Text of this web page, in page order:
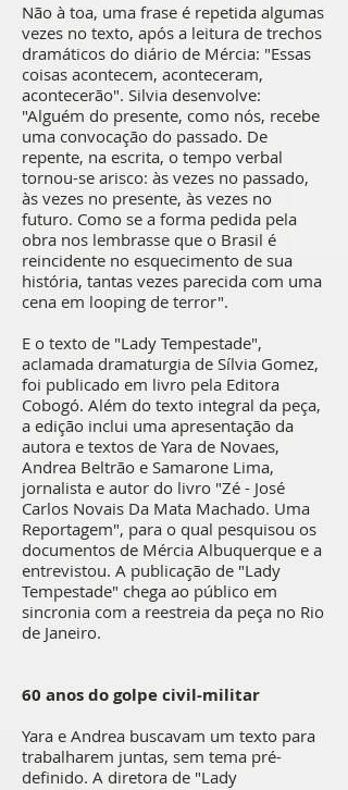
Não à toa, uma frase é repetida algumas
vezes no texto, após a leitura de trechos
dramáticos do diário de Mércia: "Essas
coisas acontecem, aconteceram,
acontecerão". Silvia desenvolve:
"Alguém do presente, como nós, recebe
uma convocação do passado. De
repente, na escrita, o tempo verbal
tornou-se arisco: às vezes no passado,
às vezes no presente, às vezes no
futuro. Como se a forma pedida pela
obra nos lembrasse que o Brasil é
reincidente no esquecimento de sua
história, tantas vezes parecida com uma
cena em looping de terror".
E o texto de "Lady Tempestade",
aclamada dramaturgia de Sílvia Gomez,
foi publicado em livro pela Editora
Cobogó. Além do texto integral da peça,
a edição inclui uma apresentação da
autora e textos de Yara de Novaes,
Andrea Beltrão e Samarone Lima,
jornalista e autor do livro "Zé - José
Carlos Novais Da Mata Machado. Uma
Reportagem", para o qual pesquisou os
documentos de Mércia Albuquerque e a
entrevistou. A publicação de "Lady
Tempestade" chega ao público em
sincronia com a reestreia da peça no Rio
de Janeiro.
60 anos do golpe civil-militar
Yara e Andrea buscavam um texto para
trabalharem juntas, sem tema pré-
definido. A diretora de "Lady